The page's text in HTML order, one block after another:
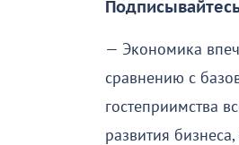
— Экономика
сравнению с
гостеприимства
развития